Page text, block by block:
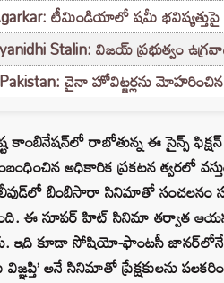
టీమిండియాలో షమీ భవిష్యత్తుపై
Stalin: విజయ్ ప్రభుత్వం
చైనా హోవిట్జర్లను
కాంబినేషన్‌లో రాబోతున్న ఈ సైన్స్
అధికారిక ప్రకటన త్వరలో
బింబిసారా సినిమాతో సంచలనం
ఈ సూపర్ హిట్ సినిమా తర్వాత
ఇది కూడా సోషియో-ఫాంటసీ జానర్‌లోనే
అనే సినిమాతో ప్రేక్షకులను